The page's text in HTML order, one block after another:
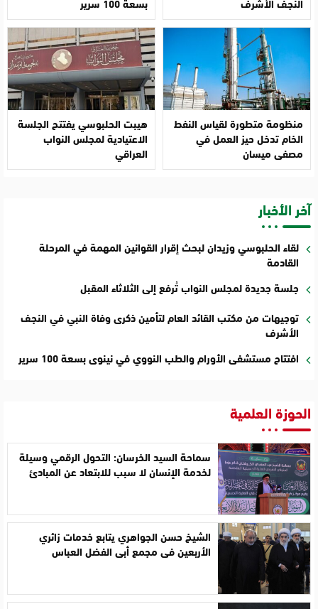
منظومة متطورة لقياس النفط
الخام تدخل حيز العمل في
مصفى ميسان
هيبت الحلبوسي يفتتح الجلسة
الاعتيادية لمجلس النواب
العراقي
آخر الأخبار
لقاء الحلبوسي وزيدان لبحث إقرار القوانين المهمة في المرحلة
القادمة
جلسة جديدة لمجلس النواب تُرفع إلى الثلاثاء المقبل
توجيهات من مكتب القائد العام لتأمين ذكرى وفاة النبي في النجف
الأشرف
افتتاح مستشفى الأورام والطب النووي في نينوى بسعة 100 سرير
الحوزة العلمية
سماحة السيد الخرسان: التحول الرقمي وسيلة
لخدمة الإنسان لا سبب للابتعاد عن المبادئ
الشيخ حسن الجواهري يتابع خدمات زائري
الأربعين في مجمع أبي الفضل العباس